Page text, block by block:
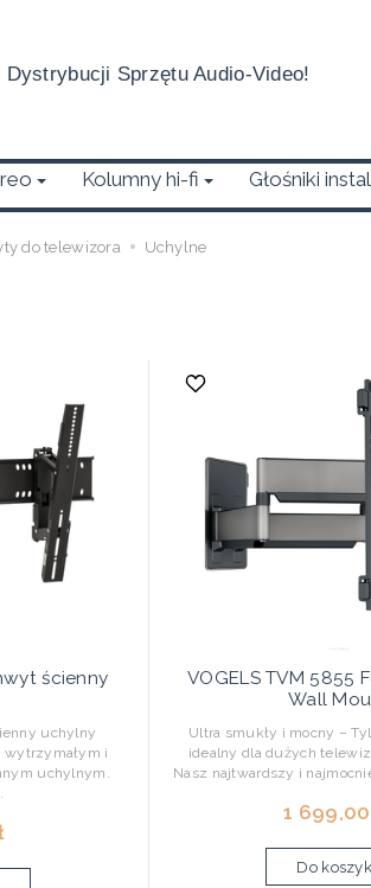
Sprzętu Audio-Video!
Kolumny hi-fi Głośniki
do telewizora Uchylne
ścienny
uchylny
wytrzymałym i
uchylnym.
VOGELS TVM 5855
Wall
Ultra smukły i mocny –
idealny dla dużych
Nasz najtwardszy i
1 699,00
Do